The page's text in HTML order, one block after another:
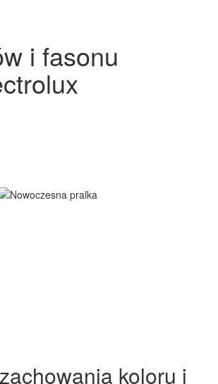
i fasonu
koloru i